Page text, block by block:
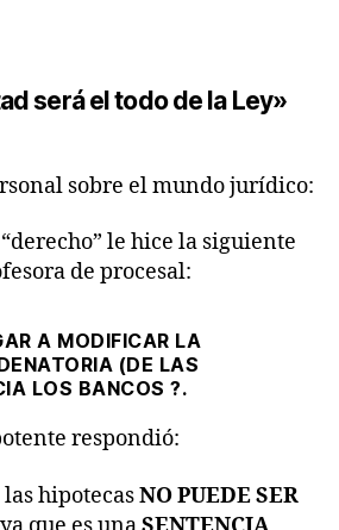
será el todo de la Ley»
sobre el mundo jurídico:
le hice la siguiente
de procesal:
A MODIFICAR LA
(DE LAS
LOS BANCOS ?.
respondió:
hipotecasNO PUEDE SER